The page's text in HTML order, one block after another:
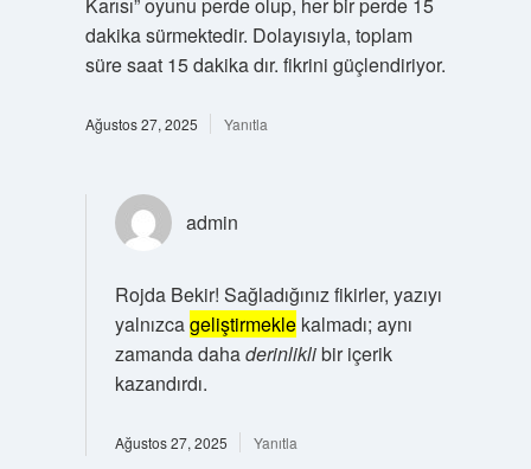
dakika sürmektedir. Dolayısıyla, toplam
süre saat 15 dakika dır. fikrini güçlendiriyor.
Ağustos 27, 2025 Yanıtla
admin
Rojda Bekir! Sağladığınız fikirler, yazıyı
yalnızcageliştirmeklekalmadı; aynı
zamanda dahaderinliklibir içerik
kazandırdı.
Ağustos 27, 2025 Yanıtla